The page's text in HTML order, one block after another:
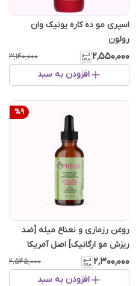
اسپری مو ده کاره یونیک وان
رولون
۲٬۵۵۰٬۰۰۰ ۳٬۱۴۰٬۰۰۰
افزودن به سبد
%9
روغن رزماری و نعناع میله [ضد
ریزش مو ارگانیک] اصل آمریکا
۲٬۳۰۰٬۰۰۰ ۲٬۵۴۵٬۰۰۰
افزودن به سبد